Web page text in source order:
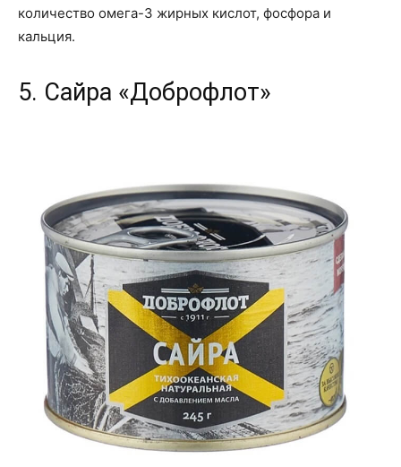
количество омега-3 жирных кислот, фосфора и
кальция.
5. Сайра «Доброфлот»